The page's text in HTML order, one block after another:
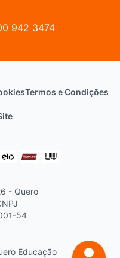
942 3474
Termos e Condições
- Quero
54
Educação